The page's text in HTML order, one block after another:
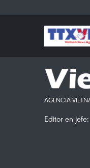
AGENCIA
Editor en